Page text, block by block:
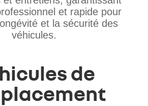
et rapide pour
et la sécurité des
véhicules.
de